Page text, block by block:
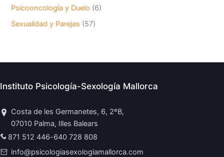
Psicooncología y Duelo (6)
Sexualidad y Parejas (57)
Instituto Psicología-Sexología Mallorca
Costa de les Germanetes, 6, 2ºB,
07010 Palma, Illes Balears
871 512 446-640 728 808
info@psicologiasexologiamallorca.com